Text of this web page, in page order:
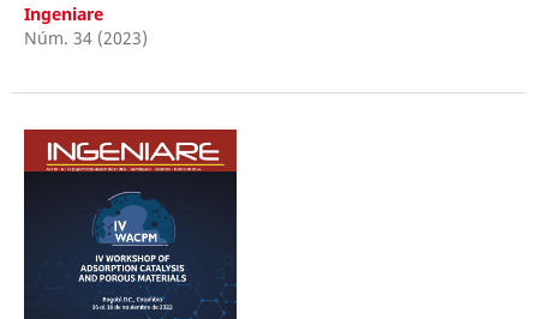
Ingeniare
Núm. 34 (2023)